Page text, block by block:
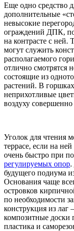
Еще одно средство
дополнительные
невысокие
ограждений ДПК,
на контрасте с ней.
могут служить
располагаемого
отлично смотрятся
состоящие из
растений. В
неприхотливые
воздуху
Уголок для чтения
террасе, если на
очень быстро при
регулируемых опор.
будущего подиума
Основания чаще
островков
по необходимости
конструкция из лаг
композитные доски
пластика и